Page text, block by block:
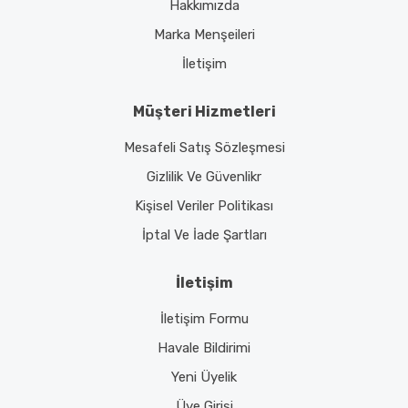
Hakkımızda
Marka Menşeileri
İletişim
Müşteri Hizmetleri
Mesafeli Satış Sözleşmesi
Gizlilik Ve Güvenlikr
Kişisel Veriler Politikası
İptal Ve İade Şartları
İletişim
İletişim Formu
Havale Bildirimi
Yeni Üyelik